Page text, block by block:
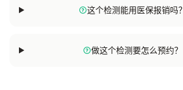
这个检测能用医保报销吗？
做这个检测要怎么预约？